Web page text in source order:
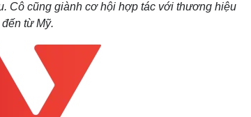
Cô cũng giành cơ hội hợp tác với thương hiệu
từ Mỹ.